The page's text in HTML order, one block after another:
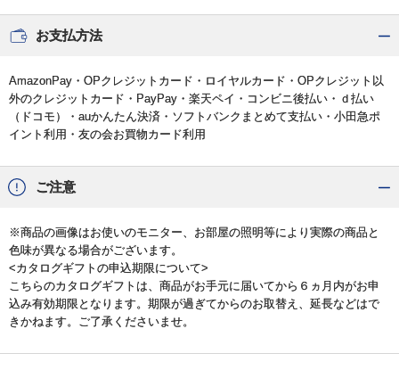
お支払方法
AmazonPay・OPクレジットカード・ロイヤルカード・OPクレジット以
外のクレジットカード・PayPay・楽天ペイ・コンビニ後払い・ｄ払い
（ドコモ）・auかんたん決済・ソフトバンクまとめて支払い・小田急ポ
イント利用・友の会お買物カード利用
ご注意
※商品の画像はお使いのモニター、お部屋の照明等により実際の商品と
色味が異なる場合がございます。
<カタログギフトの申込期限について>
こちらのカタログギフトは、商品がお手元に届いてから６ヵ月内がお申
込み有効期限となります。期限が過ぎてからのお取替え、延長などはで
きかねます。ご了承くださいませ。